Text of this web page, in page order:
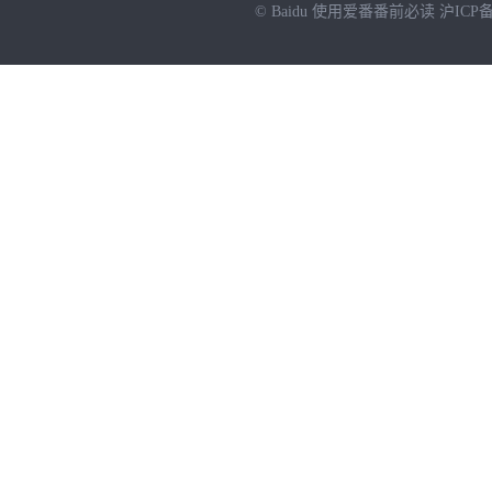
© Baidu 使用爱番番前必读 沪ICP